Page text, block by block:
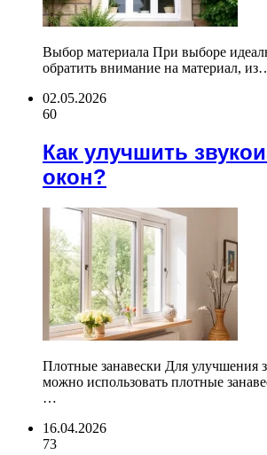
Выбор материала При выборе
обратить внимание на материал,
02.05.2026
60
Как улучшить
окон?
Плотные занавески Для улучшения
можно использовать плотные
…
16.04.2026
73